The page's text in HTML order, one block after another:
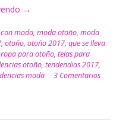
“Tendencias
2017
¡tu
armario
a
→
moda, moda otoño, moda
, otoño, otoño 2017, que se lleva
ropa para otoño, telas para
otoño, tendendias 2017,
moda
3 Comentarios